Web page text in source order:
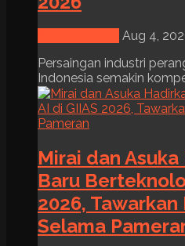
Aug 4,
Persaingan industri
Indonesia semakin
Mirai dan
Baru
2026, Tawarkan
Selama